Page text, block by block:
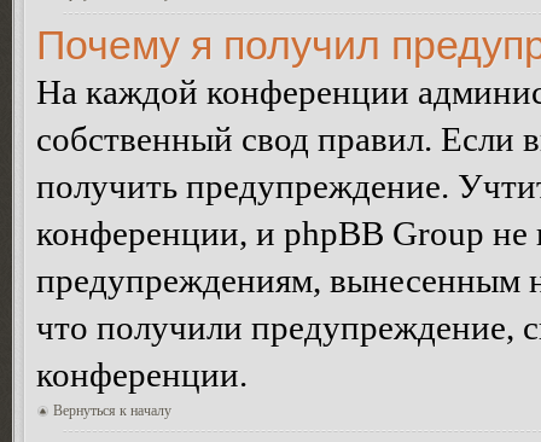
Почему я получил
На каждой конференции
собственный свод правил.
получить предупреждение.
конференции, и phpBB Group не
предупреждениям, вынесенным
что получили предупреждение,
конференции.
Вернуться к началу